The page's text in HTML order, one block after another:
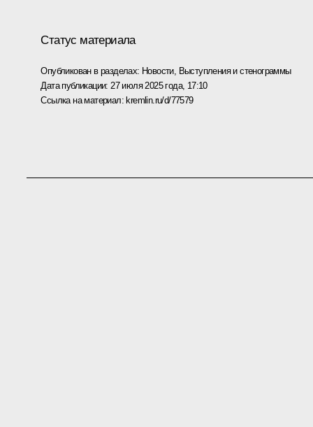
Статус материала
Опубликован в разделах: Новости, Выступления и стенограммы
Дата публикации: 27 июля 2025 года, 17:10
Ссылка на материал: kremlin.ru/d/77579